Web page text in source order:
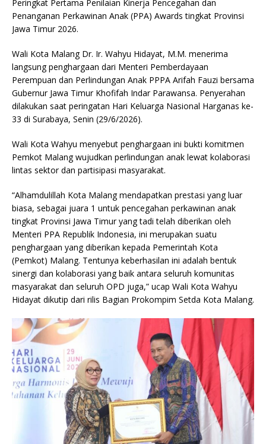
Peringkat Pertama Penilaian Kinerja Pencegahan dan
Penanganan Perkawinan Anak (PPA) Awards tingkat Provinsi
Jawa Timur 2026.
Wali Kota Malang Dr. Ir. Wahyu Hidayat, M.M. menerima
langsung penghargaan dari Menteri Pemberdayaan
Perempuan dan Perlindungan Anak PPPA Arifah Fauzi bersama
Gubernur Jawa Timur Khofifah Indar Parawansa. Penyerahan
dilakukan saat peringatan Hari Keluarga Nasional Harganas ke-
33 di Surabaya, Senin (29/6/2026).
Wali Kota Wahyu menyebut penghargaan ini bukti komitmen
Pemkot Malang wujudkan perlindungan anak lewat kolaborasi
lintas sektor dan partisipasi masyarakat.
“Alhamdulillah Kota Malang mendapatkan prestasi yang luar
biasa, sebagai juara 1 untuk pencegahan perkawinan anak
tingkat Provinsi Jawa Timur yang tadi telah diberikan oleh
Menteri PPA Republik Indonesia, ini merupakan suatu
penghargaan yang diberikan kepada Pemerintah Kota
(Pemkot) Malang. Tentunya keberhasilan ini adalah bentuk
sinergi dan kolaborasi yang baik antara seluruh komunitas
masyarakat dan seluruh OPD juga,” ucap Wali Kota Wahyu
Hidayat dikutip dari rilis Bagian Prokompim Setda Kota Malang.